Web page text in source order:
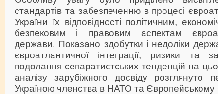
стандартів та забезпеченню в процесі
України їх відповідності політичним,
безпековим і правовим аспектам
держави. Показано здобутки і недоліки
євроатлантичної інтеграції, ризики та
подолання сепаратистських тенденцій на
аналізу зарубіжного досвіду розглянуто
Україною членства в НАТО та Європейському